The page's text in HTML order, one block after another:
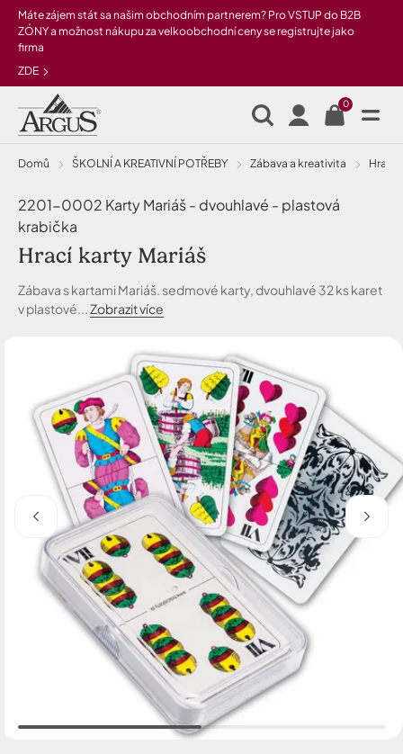
Přeskočit na hlavní obsah
Máte zájem stát sa našim obchodním partnerem? Pro VSTUP do B2B
ZÓNY a možnost nákupu za velkoobchodní ceny se registrujte jako
firma
ZDE
0
Domů ŠKOLNÍ A KREATIVNÍ POTŘEBY Zábava a kreativita hrací
2201-0002 Karty Mariáš - dvouhlavé - plastová
krabička
Hrací karty Mariáš
Zábava s kartami Mariáš. sedmové karty, dvouhlavé 32 ks karet
v plastové...Zobrazit více